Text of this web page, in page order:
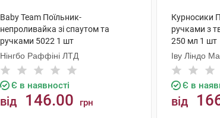
Baby Team Поїльник-
непроливайка зі спаутом та
ручками 5022 1 шт
Нінгбо Раффіні ЛТД
Є в наявності
від 146.00 грн
Курносики
ручками з
250 мл 1 шт
Іву Ліндо
Продактс
Є в
від